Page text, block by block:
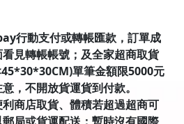
行動支付或轉帳匯款，訂單成
見轉帳帳號；及全家超商取貨
單筆金額限5000元
，不開放貨運貨到付款。
商店取貨、體積若超過超商可